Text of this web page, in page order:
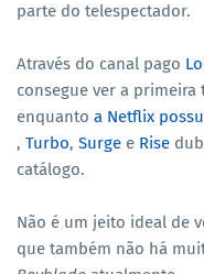
parte do telespectador.
Através do canal pago
consegue ver a primeira
enquanto a Netflix
, Turbo, Surge e Rise
catálogo.
Não é um jeito ideal de
que também não há